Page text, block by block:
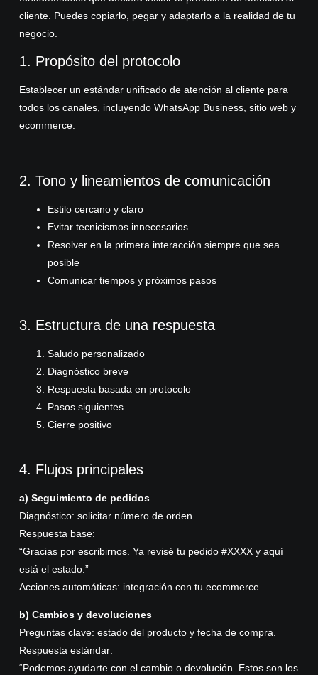
cliente. Puedes copiarlo, pegar y adaptarlo a la realidad de tu
negocio.
1. Propósito del protocolo
Establecer un estándar unificado de atención al cliente para
todos los canales, incluyendo WhatsApp Business, sitio web y
ecommerce.
2. Tono y lineamientos de comunicación
Estilo cercano y claro
Evitar tecnicismos innecesarios
Resolver en la primera interacción siempre que sea
posible
Comunicar tiempos y próximos pasos
3. Estructura de una respuesta
Saludo personalizado
Diagnóstico breve
Respuesta basada en protocolo
Pasos siguientes
Cierre positivo
4. Flujos principales
a) Seguimiento de pedidos
Diagnóstico: solicitar número de orden.
Respuesta base:
“Gracias por escribirnos. Ya revisé tu pedido #XXXX y aquí
está el estado.”
Acciones automáticas: integración con tu ecommerce.
b) Cambios y devoluciones
Preguntas clave: estado del producto y fecha de compra.
Respuesta estándar:
“Podemos ayudarte con el cambio o devolución. Estos son los